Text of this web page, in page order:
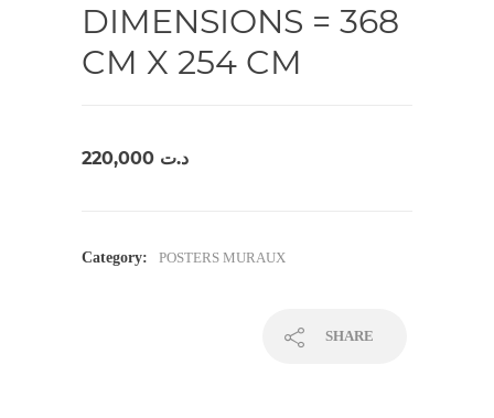
DIMENSIONS = 368
CM X 254 CM
د.ت
Category: POSTERS MURAUX
SHARE